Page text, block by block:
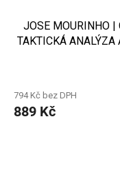
JOSE MOURINHO |
TAKTICKÁ
794 Kč bez DPH
889 Kč